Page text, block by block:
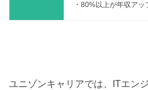
・80%以上が年収アッ
ユニゾンキャリアでは、ITエン